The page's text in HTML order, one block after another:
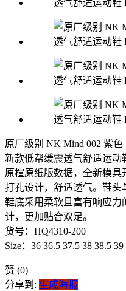
原厂级别 NK Mind 002 紫色
新款低帮缓震透气舒适运动
原楦原纸版数据，全新模
打孔设计，舒适透气。鞋头
鞋底采用柔软且富有响应
计，更加贴合双足。
货号：HQ4310-200
Size：36 36.5 37.5 38 38.5
赞 (0)
分享到: 生成海报